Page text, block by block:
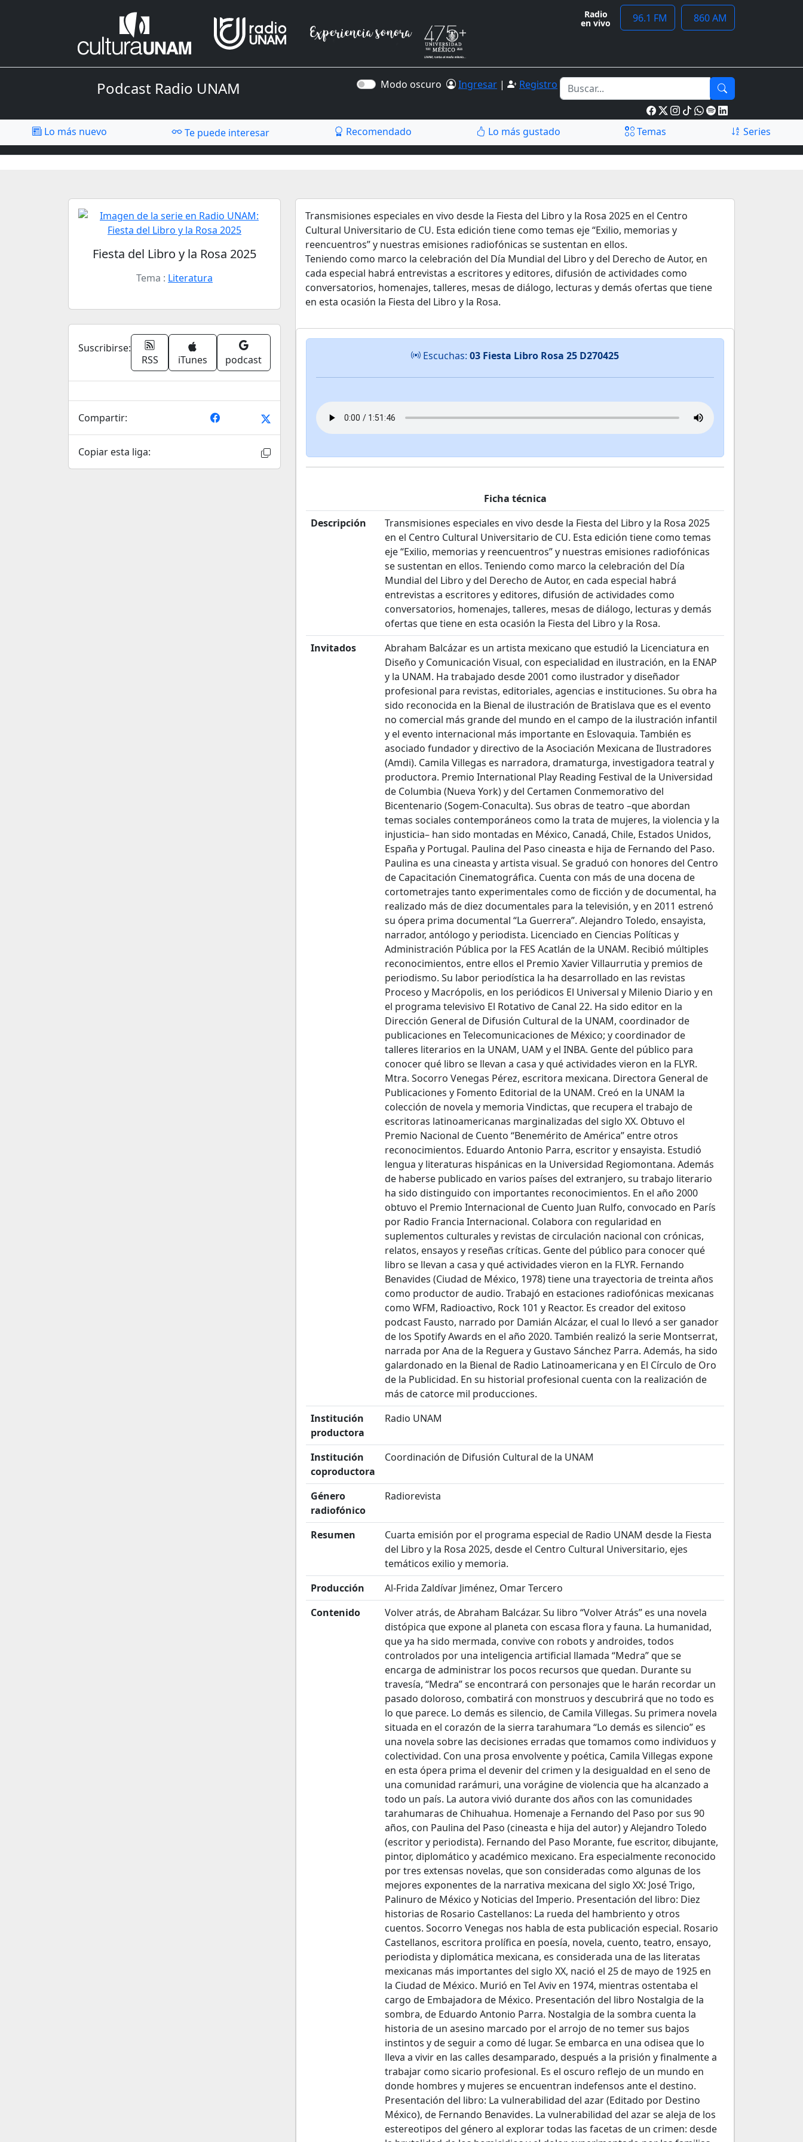
Radio
en vivo 96.1 FM 860 AM
Podcast Radio UNAM Modo oscuro Ingresar | Registro
Lo más nuevo Te puede interesar Recomendado Lo más gustado Temas Series
Fiesta del Libro y la Rosa 2025
Tema : Literatura
Suscribirse:
RSS
iTunes podcast
Compartir:
Copiar esta liga:
Transmisiones especiales en vivo desde la Fiesta del Libro y la Rosa 2025 en el Centro
Cultural Universitario de CU. Esta edición tiene como temas eje “Exilio, memorias y
reencuentros” y nuestras emisiones radiofónicas se sustentan en ellos.
Teniendo como marco la celebración del Día Mundial del Libro y del Derecho de Autor, en
cada especial habrá entrevistas a escritores y editores, difusión de actividades como
conversatorios, homenajes, talleres, mesas de diálogo, lecturas y demás ofertas que tiene
en esta ocasión la Fiesta del Libro y la Rosa.
Escuchas: 03 Fiesta Libro Rosa 25 D270425
Ficha técnica
Descripción
Transmisiones especiales en vivo desde la Fiesta del Libro y la Rosa 2025
en el Centro Cultural Universitario de CU. Esta edición tiene como temas
eje “Exilio, memorias y reencuentros” y nuestras emisiones radiofónicas
se sustentan en ellos. Teniendo como marco la celebración del Día
Mundial del Libro y del Derecho de Autor, en cada especial habrá
entrevistas a escritores y editores, difusión de actividades como
conversatorios, homenajes, talleres, mesas de diálogo, lecturas y demás
ofertas que tiene en esta ocasión la Fiesta del Libro y la Rosa.
Invitados
Abraham Balcázar es un artista mexicano que estudió la Licenciatura en
Diseño y Comunicación Visual, con especialidad en ilustración, en la ENAP
y la UNAM. Ha trabajado desde 2001 como ilustrador y diseñador
profesional para revistas, editoriales, agencias e instituciones. Su obra ha
sido reconocida en la Bienal de ilustración de Bratislava que es el evento
no comercial más grande del mundo en el campo de la ilustración infantil
y el evento internacional más importante en Eslovaquia. También es
asociado fundador y directivo de la Asociación Mexicana de Ilustradores
(Amdi). Camila Villegas es narradora, dramaturga, investigadora teatral y
productora. Premio International Play Reading Festival de la Universidad
de Columbia (Nueva York) y del Certamen Conmemorativo del
Bicentenario (Sogem-Conaculta). Sus obras de teatro –que abordan
temas sociales contemporáneos como la trata de mujeres, la violencia y la
injusticia– han sido montadas en México, Canadá, Chile, Estados Unidos,
España y Portugal. Paulina del Paso cineasta e hija de Fernando del Paso.
Paulina es una cineasta y artista visual. Se graduó con honores del Centro
de Capacitación Cinematográfica. Cuenta con más de una docena de
cortometrajes tanto experimentales como de ficción y de documental, ha
realizado más de diez documentales para la televisión, y en 2011 estrenó
su ópera prima documental “La Guerrera”. Alejandro Toledo, ensayista,
narrador, antólogo y periodista. Licenciado en Ciencias Políticas y
Administración Pública por la FES Acatlán de la UNAM. Recibió múltiples
reconocimientos, entre ellos el Premio Xavier Villaurrutia y premios de
periodismo. Su labor periodística la ha desarrollado en las revistas
Proceso y Macrópolis, en los periódicos El Universal y Milenio Diario y en
el programa televisivo El Rotativo de Canal 22. Ha sido editor en la
Dirección General de Difusión Cultural de la UNAM, coordinador de
publicaciones en Telecomunicaciones de México; y coordinador de
talleres literarios en la UNAM, UAM y el INBA. Gente del público para
conocer qué libro se llevan a casa y qué actividades vieron en la FLYR.
Mtra. Socorro Venegas Pérez, escritora mexicana. Directora General de
Publicaciones y Fomento Editorial de la UNAM. Creó en la UNAM la
colección de novela y memoria Vindictas, que recupera el trabajo de
escritoras latinoamericanas marginalizadas del siglo XX. Obtuvo el
Premio Nacional de Cuento “Benemérito de América” entre otros
reconocimientos. Eduardo Antonio Parra, escritor y ensayista. Estudió
lengua y literaturas hispánicas en la Universidad Regiomontana. Además
de haberse publicado en varios países del extranjero, su trabajo literario
ha sido distinguido con importantes reconocimientos. En el año 2000
obtuvo el Premio Internacional de Cuento Juan Rulfo, convocado en París
por Radio Francia Internacional. Colabora con regularidad en
suplementos culturales y revistas de circulación nacional con crónicas,
relatos, ensayos y reseñas críticas. Gente del público para conocer qué
libro se llevan a casa y qué actividades vieron en la FLYR. Fernando
Benavides (Ciudad de México, 1978) tiene una trayectoria de treinta años
como productor de audio. Trabajó en estaciones radiofónicas mexicanas
como WFM, Radioactivo, Rock 101 y Reactor. Es creador del exitoso
podcast Fausto, narrado por Damián Alcázar, el cual lo llevó a ser ganador
de los Spotify Awards en el año 2020. También realizó la serie Montserrat,
narrada por Ana de la Reguera y Gustavo Sánchez Parra. Además, ha sido
galardonado en la Bienal de Radio Latinoamericana y en El Círculo de Oro
de la Publicidad. En su historial profesional cuenta con la realización de
más de catorce mil producciones.
Institución
productora
Radio UNAM
Institución
coproductora
Coordinación de Difusión Cultural de la UNAM
Género
radiofónico
Radiorevista
Resumen
Cuarta emisión por el programa especial de Radio UNAM desde la Fiesta
del Libro y la Rosa 2025, desde el Centro Cultural Universitario, ejes
temáticos exilio y memoria.
Producción
Al-Frida Zaldívar Jiménez, Omar Tercero
Contenido
Volver atrás, de Abraham Balcázar. Su libro “Volver Atrás” es una novela
distópica que expone al planeta con escasa flora y fauna. La humanidad,
que ya ha sido mermada, convive con robots y androides, todos
controlados por una inteligencia artificial llamada “Medra” que se
encarga de administrar los pocos recursos que quedan. Durante su
travesía, “Medra” se encontrará con personajes que le harán recordar un
pasado doloroso, combatirá con monstruos y descubrirá que no todo es
lo que parece. Lo demás es silencio, de Camila Villegas. Su primera novela
situada en el corazón de la sierra tarahumara “Lo demás es silencio” es
una novela sobre las decisiones erradas que tomamos como individuos y
colectividad. Con una prosa envolvente y poética, Camila Villegas expone
en esta ópera prima el devenir del crimen y la desigualdad en el seno de
una comunidad rarámuri, una vorágine de violencia que ha alcanzado a
todo un país. La autora vivió durante dos años con las comunidades
tarahumaras de Chihuahua. Homenaje a Fernando del Paso por sus 90
años, con Paulina del Paso (cineasta e hija del autor) y Alejandro Toledo
(escritor y periodista). Fernando del Paso Morante, fue escritor, dibujante,
pintor, diplomático y académico mexicano. Era especialmente reconocido
por tres extensas novelas, que son consideradas como algunas de los
mejores exponentes de la narrativa mexicana del siglo XX: José Trigo,
Palinuro de México y Noticias del Imperio. Presentación del libro: Diez
historias de Rosario Castellanos: La rueda del hambriento y otros
cuentos. Socorro Venegas nos habla de esta publicación especial. Rosario
Castellanos, escritora prolífica en poesía, novela, cuento, teatro, ensayo,
periodista y diplomática mexicana, es considerada una de las literatas
mexicanas más importantes del siglo XX, nació el 25 de mayo de 1925 en
la Ciudad de México. Murió en Tel Aviv en 1974, mientras ostentaba el
cargo de Embajadora de México. Presentación del libro Nostalgia de la
sombra, de Eduardo Antonio Parra. Nostalgia de la sombra cuenta la
historia de un asesino marcado por el arrojo de no temer sus bajos
instintos y de seguir a como dé lugar. Se embarca en una odisea que lo
lleva a vivir en las calles desamparado, después a la prisión y finalmente a
trabajar como sicario profesional. Es el oscuro reflejo de un mundo en
donde hombres y mujeres se encuentran indefensos ante el destino.
Presentación del libro: La vulnerabilidad del azar (Editado por Destino
México), de Fernando Benavides. La vulnerabilidad del azar se aleja de los
estereotipos del género al explorar todas las facetas de un crimen: desde